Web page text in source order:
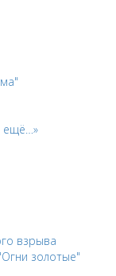
ещё…»
взрыва
золотые"